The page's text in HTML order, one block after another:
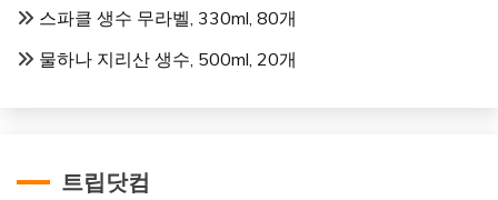
스파클 생수 무라벨, 330ml, 80개
물하나 지리산 생수, 500ml, 20개
트립닷컴